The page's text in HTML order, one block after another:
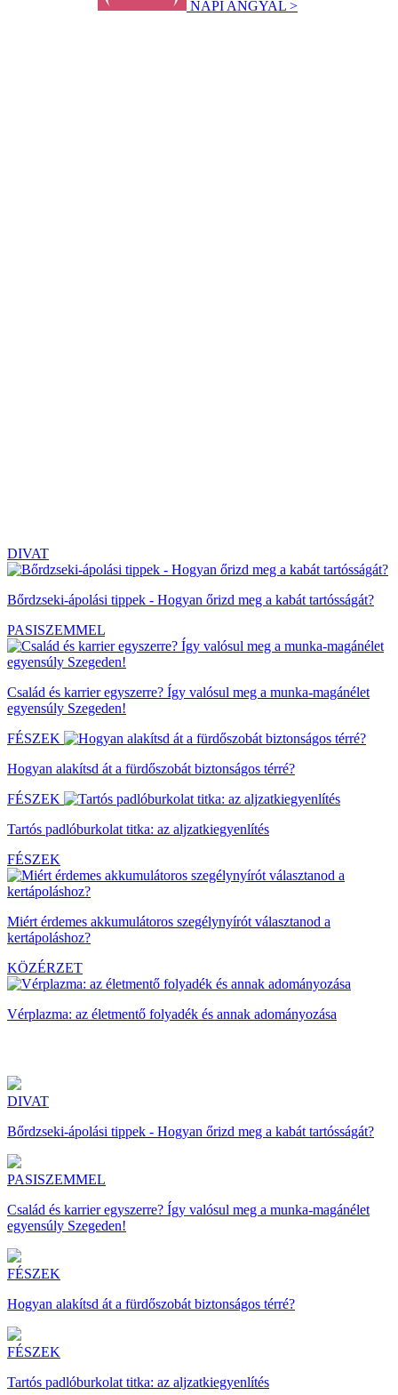
NAPI ANGYAL >
DIVAT
Bőrdzseki-ápolási tippek - Hogyan őrizd meg a kabát tartósságát?
PASISZEMMEL
Család és karrier egyszerre? Így valósul meg a munka-magánélet
egyensúly Szegeden!
FÉSZEK
Hogyan alakítsd át a fürdőszobát biztonságos térré?
FÉSZEK
Tartós padlóburkolat titka: az aljzatkiegyenlítés
FÉSZEK
Miért érdemes akkumulátoros szegélynyírót választanod a
kertápoláshoz?
KÖZÉRZET
Vérplazma: az életmentő folyadék és annak adományozása
DIVAT
Bőrdzseki-ápolási tippek - Hogyan őrizd meg a kabát tartósságát?
PASISZEMMEL
Család és karrier egyszerre? Így valósul meg a munka-magánélet
egyensúly Szegeden!
FÉSZEK
Hogyan alakítsd át a fürdőszobát biztonságos térré?
FÉSZEK
Tartós padlóburkolat titka: az aljzatkiegyenlítés